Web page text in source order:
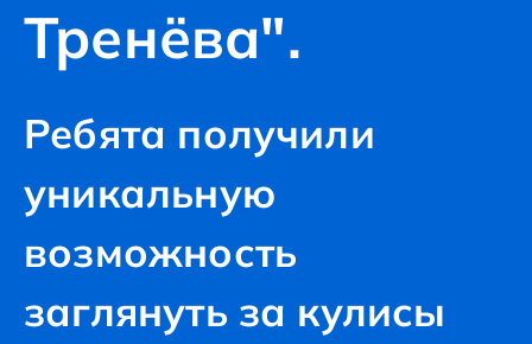
Тренёва".
Ребята получили
уникальную
возможность
заглянуть за кулисы